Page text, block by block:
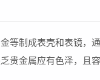
等制成表壳和表镜，通
贵金属应有色泽，且容